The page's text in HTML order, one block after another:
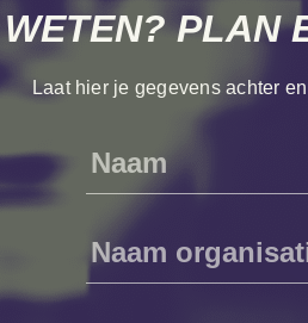
PLAN
Laat hier je gegevens achter